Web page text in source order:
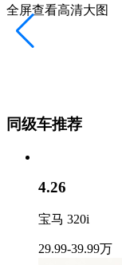
全屏查看高清大图
同级车推荐
4.26
宝马 320i
29.99-39.99万